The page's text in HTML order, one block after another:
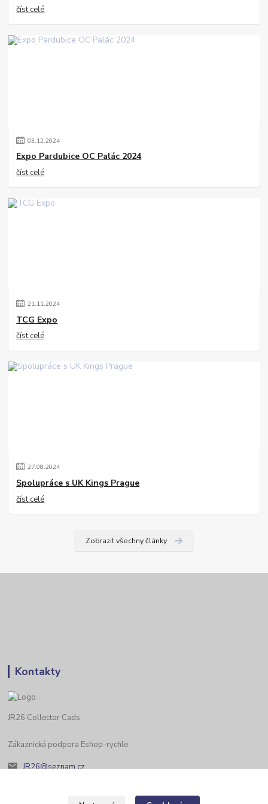
číst celé
03.12.2024
Expo Pardubice OC Palác 2024
číst celé
21.11.2024
TCG Expo
číst celé
27.08.2024
Spolupráce s UK Kings Prague
číst celé
Zobrazit všechny články
Kontakty
JR26 Collector Cads
Zákaznická podpora Eshop-rychle
JR26@seznam.cz